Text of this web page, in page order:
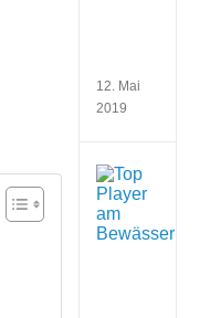
12. Mai
2019